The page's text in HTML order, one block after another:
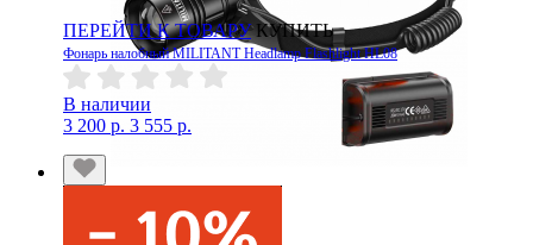
ПЕРЕЙТИ К ТОВАРУ КУПИТЬ
Фонарь налобный MILITANT Headlamp Flashlight HL08
В наличии
3 200 р. 3 555 р.